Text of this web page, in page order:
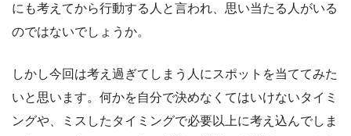
にも考えてから行動する人と言われ、思い当たる人がいる
のではないでしょうか。
しかし今回は考え過ぎてしまう人にスポットを当ててみた
いと思います。何かを自分で決めなくてはいけないタイミ
ングや、ミスしたタイミングで必要以上に考え込んでしま